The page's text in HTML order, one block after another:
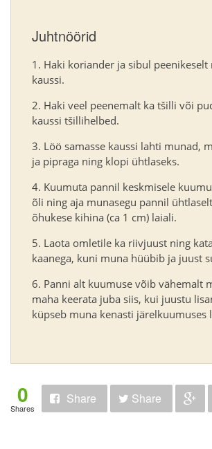
Juhtnöörid
Haki koriander ja sibul peenikeselt
kaussi.
Haki veel peenemalt ka tšilli või
kaussi tšillihelbed.
Löö samasse kaussi lahti munad,
ja pipraga ning klopi ühtlaseks.
Kuumuta pannil keskmisele
õli ning aja munasegu pannil
õhukese kihina (ca 1 cm) laiali.
Laota omletile ka riivjuust ning
kaanega, kuni muna hüübib ja juust
Panni alt kuumuse võib vähemalt
maha keerata juba siis, kui juustu
küpseb muna kenasti järelkuumuses
0
Shares
Share Share